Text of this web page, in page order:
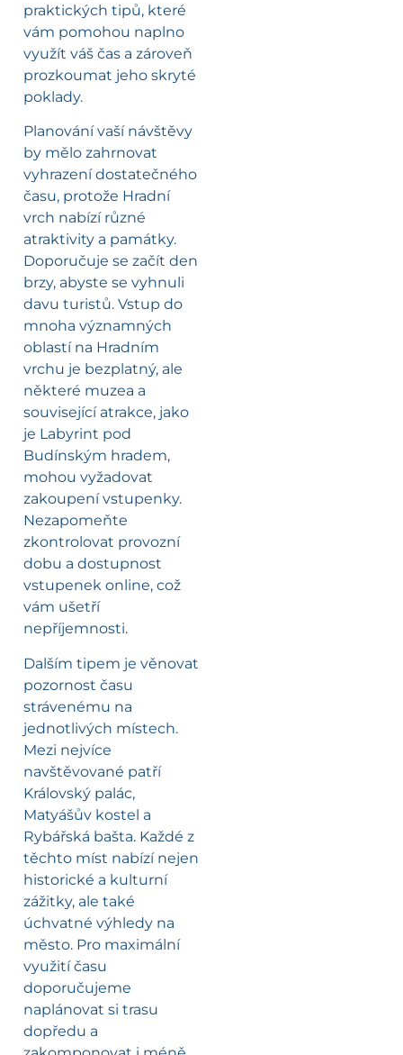
praktických tipů, které
vám pomohou naplno
využít váš čas a zároveň
prozkoumat jeho skryté
poklady.
Planování vaší návštěvy
by mělo zahrnovat
vyhrazení dostatečného
času, protože Hradní
vrch nabízí různé
atraktivity a památky.
Doporučuje se začít den
brzy, abyste se vyhnuli
davu turistů. Vstup do
mnoha významných
oblastí na Hradním
vrchu je bezplatný, ale
některé muzea a
související atrakce, jako
je Labyrint pod
Budínským hradem,
mohou vyžadovat
zakoupení vstupenky.
Nezapomeňte
zkontrolovat provozní
dobu a dostupnost
vstupenek online, což
vám ušetří
nepříjemnosti.
Dalším tipem je věnovat
pozornost času
strávenému na
jednotlivých místech.
Mezi nejvíce
navštěvované patří
Královský palác,
Matyášův kostel a
Rybářská bašta. Každé z
těchto míst nabízí nejen
historické a kulturní
zážitky, ale také
úchvatné výhledy na
město. Pro maximální
využití času
doporučujeme
naplánovat si trasu
dopředu a